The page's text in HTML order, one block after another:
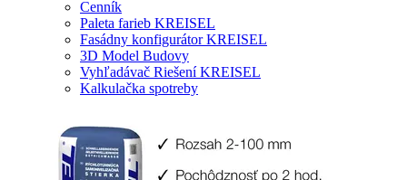
Cenník
Paleta farieb KREISEL
Fasádny konfigurátor KREISEL
3D Model Budovy
Vyhľadávač Riešení KREISEL
Kalkulačka spotreby